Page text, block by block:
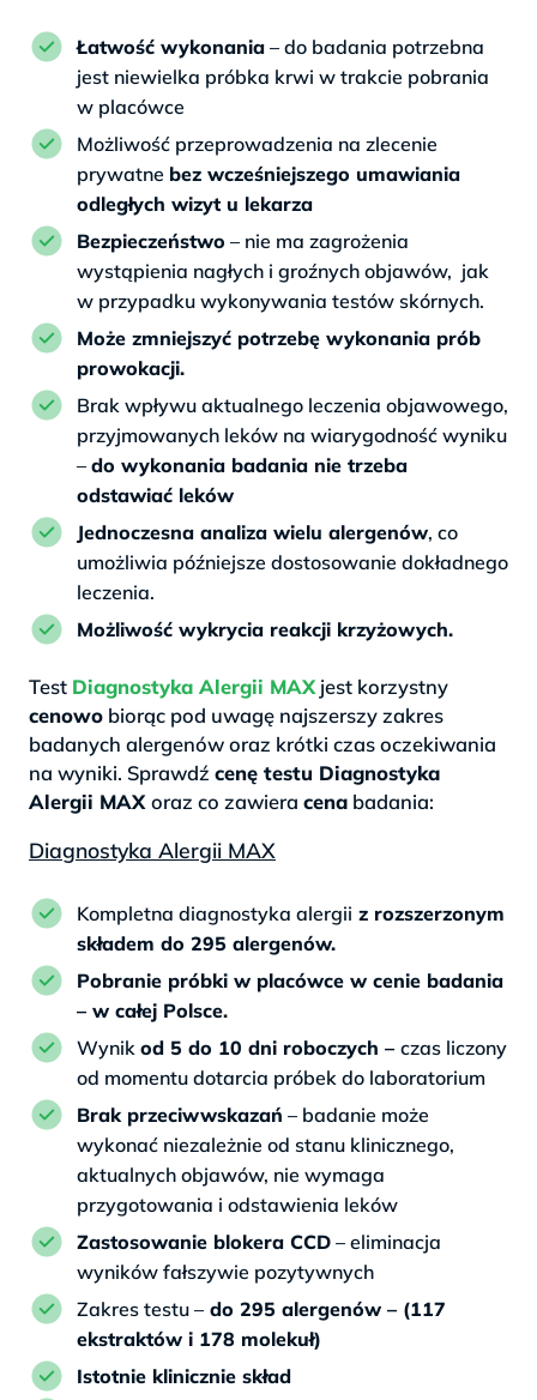
Łatwość wykonania – do badania potrzebna
jest niewielka próbka krwi w trakcie pobrania
w placówce
Możliwość przeprowadzenia na zlecenie
prywatne bez wcześniejszego umawiania
odległych wizyt u lekarza
Bezpieczeństwo – nie ma zagrożenia
wystąpienia nagłych i groźnych objawów, jak
w przypadku wykonywania testów skórnych.
Może zmniejszyć potrzebę wykonania prób
prowokacji.
Brak wpływu aktualnego leczenia objawowego,
przyjmowanych leków na wiarygodność wyniku
– do wykonania badania nie trzeba
odstawiać leków
Jednoczesna analiza wielu alergenów, co
umożliwia późniejsze dostosowanie dokładnego
leczenia.
Możliwość wykrycia reakcji krzyżowych.
Test Diagnostyka Alergii MAXjest korzystny
cenowo biorąc pod uwagę najszerszy zakres
badanych alergenów oraz krótki czas oczekiwania
na wyniki. Sprawdź cenę testu Diagnostyka
Alergii MAXoraz co zawiera cena badania:
Diagnostyka Alergii MAX
Kompletna diagnostyka alergii z rozszerzonym
składem do 295 alergenów.
Pobranie próbki w placówce w cenie badania
– w całej Polsce.
Wynik od 5 do 10 dni roboczych – czas liczony
od momentu dotarcia próbek do laboratorium
Brak przeciwwskazań – badanie może
wykonać niezależnie od stanu klinicznego,
aktualnych objawów, nie wymaga
przygotowania i odstawienia leków
Zastosowanie blokera CCD – eliminacja
wyników fałszywie pozytywnych
Zakres testu – do 295 alergenów – (117
ekstraktów i 178 molekuł)
Istotnie klinicznie skład